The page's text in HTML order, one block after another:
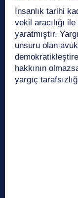
İnsanlık tarihi
vekil aracılığı
yaratmıştır.
unsuru olan
hakkının
yargıç